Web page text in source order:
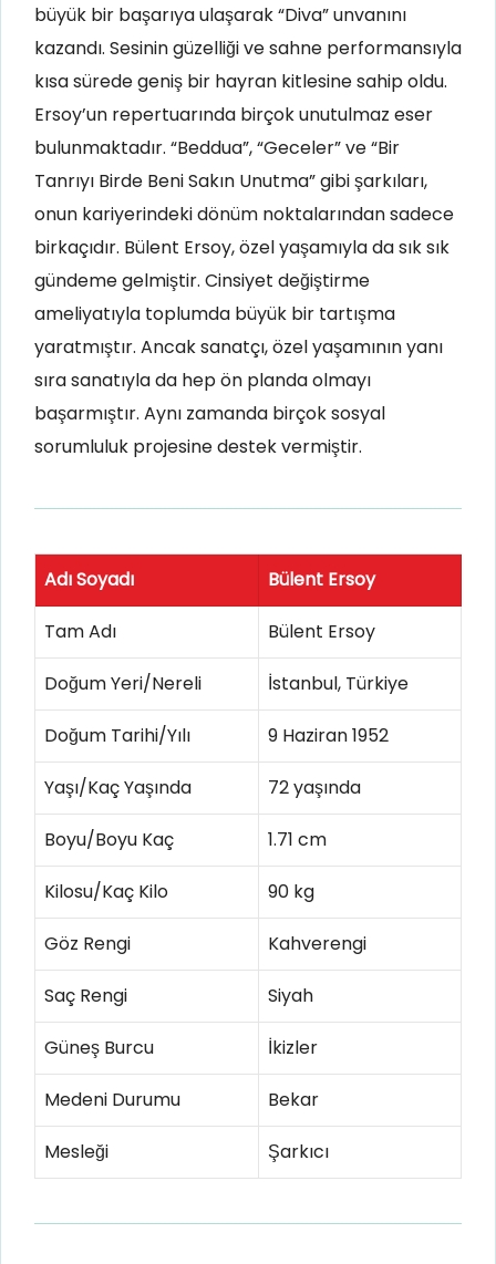
büyük bir başarıya ulaşarak “Diva” unvanını
kazandı. Sesinin güzelliği ve sahne performansıyla
kısa sürede geniş bir hayran kitlesine sahip oldu.
Ersoy’un repertuarında birçok unutulmaz eser
bulunmaktadır. “Beddua”, “Geceler” ve “Bir
Tanrıyı Birde Beni Sakın Unutma” gibi şarkıları,
onun kariyerindeki dönüm noktalarından sadece
birkaçıdır. Bülent Ersoy, özel yaşamıyla da sık sık
gündeme gelmiştir. Cinsiyet değiştirme
ameliyatıyla toplumda büyük bir tartışma
yaratmıştır. Ancak sanatçı, özel yaşamının yanı
sıra sanatıyla da hep ön planda olmayı
başarmıştır. Aynı zamanda birçok sosyal
sorumluluk projesine destek vermiştir.
Adı Soyadı Bülent Ersoy
Tam Adı Bülent Ersoy
Doğum Yeri/Nereli İstanbul, Türkiye
Doğum Tarihi/Yılı 9 Haziran 1952
Yaşı/Kaç Yaşında 72 yaşında
Boyu/Boyu Kaç 1.71 cm
Kilosu/Kaç Kilo 90 kg
Göz Rengi Kahverengi
Saç Rengi Siyah
Güneş Burcu İkizler
Medeni Durumu Bekar
Mesleği Şarkıcı